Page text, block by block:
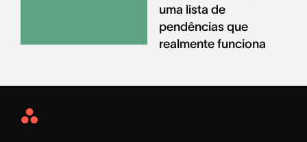
uma lista de
pendências que
realmente funciona
Asana